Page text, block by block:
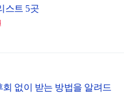
스트 5곳
없이 받는 방법을 알려드